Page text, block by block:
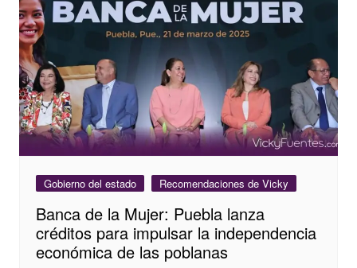
Gobierno del estado Recomendaciones de Vicky
Banca de la Mujer: Puebla lanza
créditos para impulsar la independencia
económica de las poblanas